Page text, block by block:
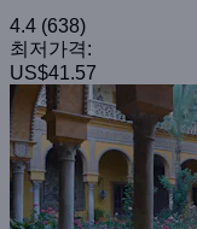
4.4 (638)
최저가격:
US$41.57